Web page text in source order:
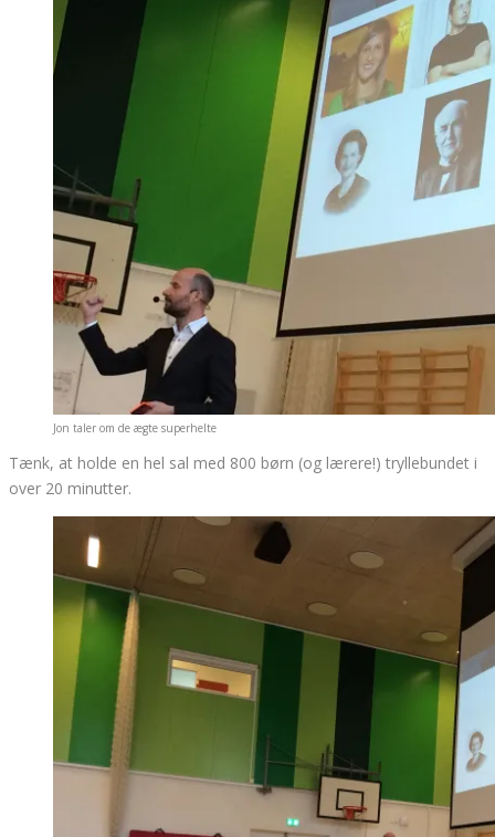
Jon taler om de ægte superhelte
Tænk, at holde en hel sal med 800 børn (og lærere!) tryllebundet i
over 20 minutter.